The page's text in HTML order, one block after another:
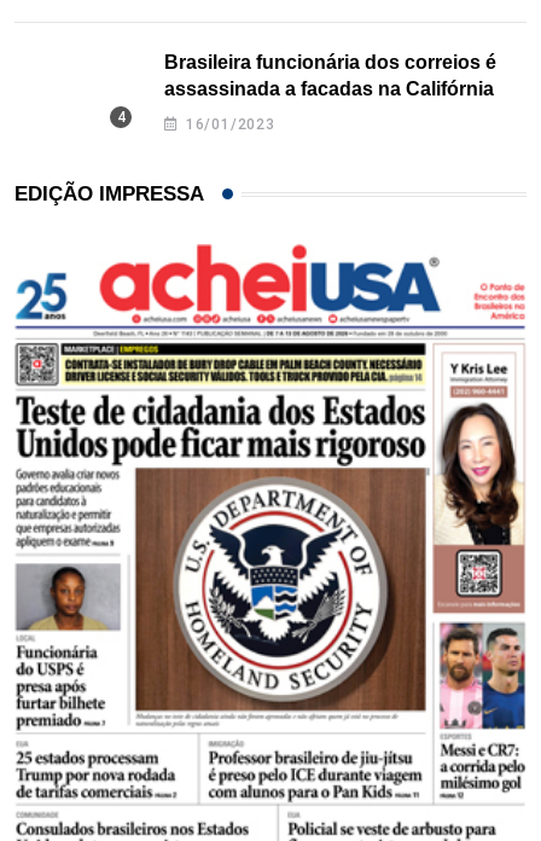
Brasileira funcionária dos correios é
assassinada a facadas na Califórnia
16/01/2023
EDIÇÃO IMPRESSA